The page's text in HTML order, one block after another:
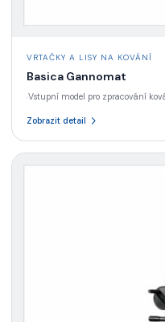
VRTAČKY A LISY NA KOVÁNÍ
Basica Gannomat
·Vstupní model pro zpracování
Zobrazit detail